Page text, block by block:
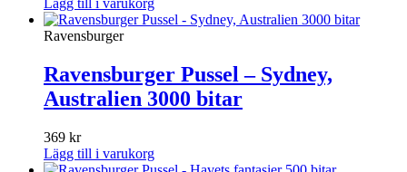
Lägg till i varukorg
Ravensburger
Ravensburger Pussel – Sydney,
Australien 3000 bitar
369 kr
Lägg till i varukorg